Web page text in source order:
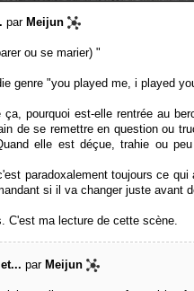
par Meijun
ou se marier) "
genre "you played me, i played
pourquoi est-elle rentrée au
de se remettre en question ou
elle est déçue, trahie ou
paradoxalement toujours ce
si il va changer juste avant
C'est ma lecture de cette scène.
par Meijun